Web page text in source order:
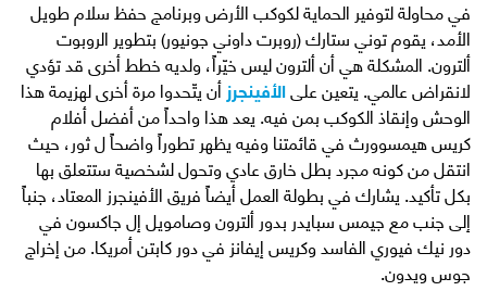
في محاولة لتوفير الحماية لكوكب الأرض وبرنامج حفظ سلام طويل
الأمد، يقوم توني ستارك (روبرت داوني جونيور) بتطوير الروبوت
ألترون. المشكلة هي أن ألترون ليس خيّراً، ولديه خطط أخرى قد تؤدي
لانقراض عالمي. يتعين علىالأفينجرزأن يتّحدوا مرة أخرى لهزيمة هذا
الوحش وإنقاذ الكوكب بمن فيه. يعد هذا واحداً من أفضل أفلام
كريس هيمسوورث في قائمتنا وفيه يظهر تطوراً واضحاً ل ثور، حيث
انتقل من كونه مجرد بطل خارق عادي وتحول لشخصية ستتعلق بها
بكل تأكيد. يشارك في بطولة العمل أيضاً فريق الأفينجرز المعتاد، جنباً
إلى جنب مع جيمس سبايدر بدور ألترون وصامويل إل جاكسون في
دور نيك فيوري الفاسد وكريس إيفانز في دور كابتن أمريكا. من إخراج
جوس ويدون.